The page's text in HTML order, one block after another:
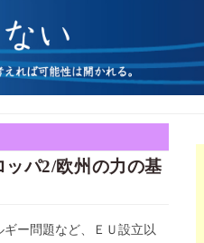
ッパ2/欧州の力の基
ー問題など、ＥＵ設立以